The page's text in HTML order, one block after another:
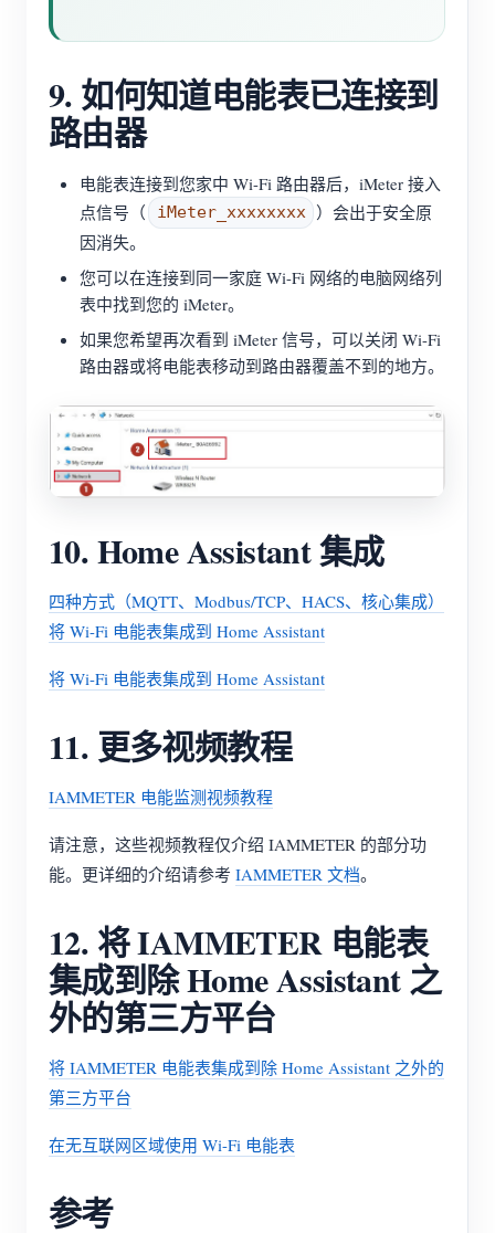
9. 如何知道电能表已连接到
路由器
电能表连接到您家中 Wi-Fi 路由器后，iMeter 接入
点信号（
iMeter_xxxxxxxx ）会出于安全原
因消失。
您可以在连接到同一家庭 Wi-Fi 网络的电脑网络列
表中找到您的 iMeter。
如果您希望再次看到 iMeter 信号，可以关闭 Wi-Fi
路由器或将电能表移动到路由器覆盖不到的地方。
10. Home Assistant 集成
四种方式（MQTT、Modbus/TCP、HACS、核心集成）
将 Wi-Fi 电能表集成到 Home Assistant
将 Wi-Fi 电能表集成到 Home Assistant
11. 更多视频教程
IAMMETER 电能监测视频教程
请注意，这些视频教程仅介绍 IAMMETER 的部分功
能。更详细的介绍请参考 IAMMETER 文档。
12. 将 IAMMETER 电能表
集成到除 Home Assistant 之
外的第三方平台
将 IAMMETER 电能表集成到除 Home Assistant 之外的
第三方平台
在无互联网区域使用 Wi-Fi 电能表
参考